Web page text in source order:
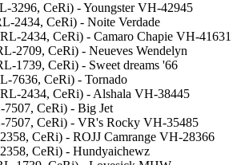
3296, CeRi) - Youngster VH-42945
2434, CeRi) - Noite Verdade
2434, CeRi) - Camaro Chapie VH-41631
2709, CeRi) - Neueves Wendelyn
1739, CeRi) - Sweet dreams '66
7636, CeRi) - Tornado
2434, CeRi) - Alshala VH-38445
CeRi) - Big Jet
7507, CeRi) - VR's Rocky VH-35485
CeRi) - ROJJ Camrange VH-28366
CeRi) - Hundyaichewz